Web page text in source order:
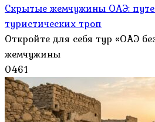
Скрытые жемчужины ОАЭ:
туристических троп
Откройте для себя тур «ОАЭ
жемчужины
0461